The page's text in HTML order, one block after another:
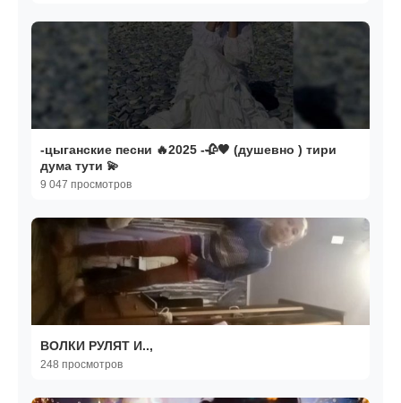
-цыганские песни 🔥2025 -🥀🖤 (душевно ) тири
дума тути 💫
9 047 просмотров
ВОЛКИ РУЛЯТ И..,
248 просмотров